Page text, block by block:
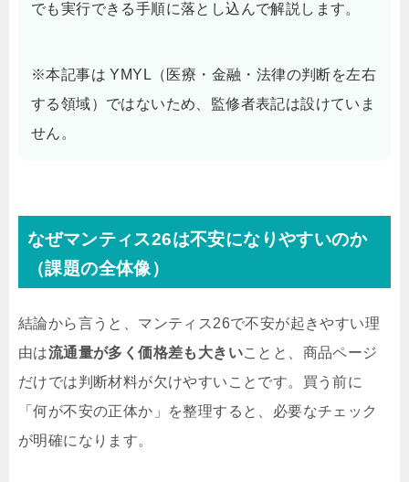
でも実行できる手順に落とし込んで解説します。
※本記事は YMYL（医療・金融・法律の判断を左右
する領域）ではないため、監修者表記は設けていま
せん。
なぜマンティス26は不安になりやすいのか
（課題の全体像）
結論から言うと、マンティス26で不安が起きやすい理
由は流通量が多く価格差も大きいことと、商品ページ
だけでは判断材料が欠けやすいことです。買う前に
「何が不安の正体か」を整理すると、必要なチェック
が明確になります。